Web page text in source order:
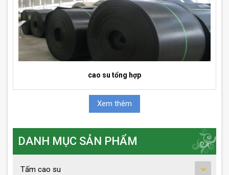
cao su tổng hợp
Xem thêm
DANH MỤC SẢN PHẨM
Tấm cao su